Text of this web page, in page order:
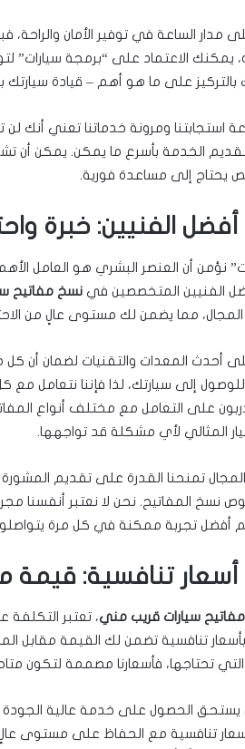
الساعة في توفير الأمان والراحة،
يمكنك الاعتماد على “برمجة سيارات”
على ما هو أهم – قيادة سيارتك
استجابتنا ومرونة خدماتنا تعني أنك
الخدمة بأسرع ما يمكن. يمكن أن
يحتاج إلى مساعدة فورية.
الفنيين: خبرة
نؤمن أن العنصر البشري هو العامل
الفنيين المتخصصين في نسخ مفاتيح
مما يضمن لك مستوى عالٍ من
أحدث المعدات والتقنيات لضمان أن
إلى سيارتك، لذا فإننا نتعامل مع
على التعامل مع مختلف أنواع
المثالي لأي مشكلة قد تواجهها.
تمنحنا القدرة على تقديم
نسخ المفاتيح. نحن لا نعتبر
أفضل تجربة ممكنة في كل مرة
تنافسية: قيمة
سيارات قريب مني، تعتبر التكلفة
تنافسية تضمن لك القيمة مقابل
تحتاجها، فأسعارنا مصممة لتكون
الحصول على خدمة عالية الجودة
تنافسية مع الحفاظ على مستوى